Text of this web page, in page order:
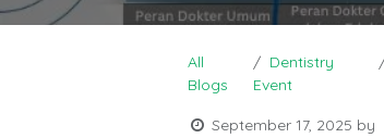
All
Blogs
Dentistry
Event
September 17, 2025 by